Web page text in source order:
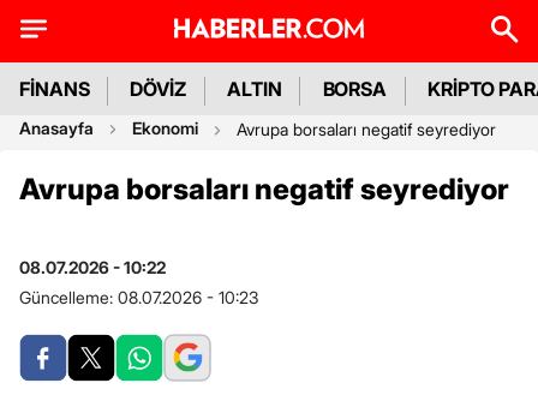
FİNANS DÖVİZ ALTIN BORSA KRİPTO
Anasayfa Ekonomi Avrupa borsaları negatif seyrediyor
Avrupa borsaları negatif seyrediyor
08.07.2026 - 10:22
Güncelleme: 08.07.2026 - 10:23